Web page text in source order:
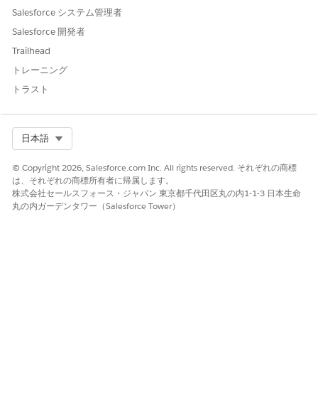
Salesforce システム管理者
Salesforce 開発者
Trailhead
トレーニング
トラスト
日本語
© Copyright 2026, Salesforce.com Inc. All rights reserved. それぞれの商標
は、それぞれの商標所有者に帰属します。
株式会社セールスフォース・ジャパン 東京都千代田区丸の内1-1-3 日本生命
丸の内ガーデンタワー（Salesforce Tower）